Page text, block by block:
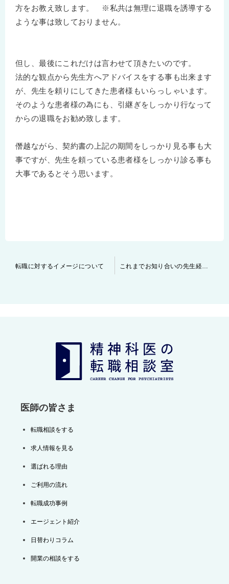
方をお教え致します。 ※私共は無理に退職を誘導する
ような事は致しておりません。
但し、最後にこれだけは言わせて頂きたいのです。
法的な観点から先生方へアドバイスをする事も出来ます
が、先生を頼りにしてきた患者様もいらっしゃいます。
そのような患者様の為にも、引継ぎをしっかり行なって
からの退職をお勧め致します。
僭越ながら、契約書の上記の期間をしっかり見る事も大
事ですが、先生を頼っている患者様をしっかり診る事も
大事であるとそう思います。
転職に対するイメージについて これまでお知り合いの先生経由で転職されてきた先生へ
医師の皆さま
転職相談をする
求人情報を見る
選ばれる理由
ご利用の流れ
転職成功事例
エージェント紹介
日替わりコラム
開業の相談をする